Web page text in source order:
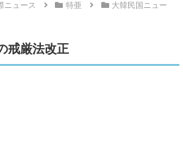
ニュース 特亜
大韓民国ニュー
戒厳法改正